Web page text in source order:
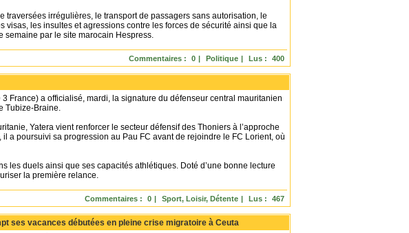
traversées irrégulières, le transport de passagers sans autorisation, le
les insultes et agressions contre les forces de sécurité ainsi que la
semaine par le site marocain Hespress.
Lus : 400
Politique |
Commentaires : 0 |
France) a officialisé, mardi, la signature du défenseur central mauritanien
Tubize-Braine.
Yatera vient renforcer le secteur défensif des Thoniers à l’approche
a poursuivi sa progression au Pau FC avant de rejoindre le FC Lorient, où
les duels ainsi que ses capacités athlétiques. Doté d’une bonne lecture
la première relance.
Lus : 467
Sport, Loisir, Détente |
Commentaires : 0 |
ses vacances débutées en pleine crise migratoire à Ceuta